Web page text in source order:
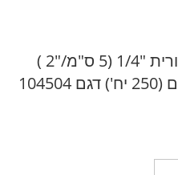
בורג איסכורית "1/4 (5 ס"מ/"2 )